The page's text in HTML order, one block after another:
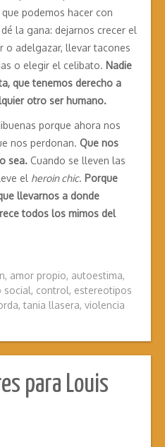
podemos hacer con
la gana: dejarnos crecer el
o adelgazar, llevar tacones
o elegir el celibato. Nadie
que tenemos derecho a
otro ser humano.
porque ahora nos
nos perdonan. Que nos
sea. Cuando se lleven las
el heroin chic. Porque
llevarnos a donde
todos los mimos del
, amor propio, autoestima,
social, control, estereotipos
,tania llasera, violencia
para Louis